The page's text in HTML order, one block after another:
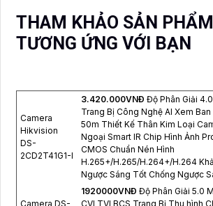
THAM KHẢO SẢN
TƯƠNG ỨNG VỚI BẠN
Camera
Hikvision
DS-
2CD2T41G1-I
3.420.000VNÐ Độ Phân Giải
Trang Bị Công Nghệ AI Xem
50m Thiết Kế Thân Kim Loại
Ngoại Smart IR Chip Hình Ảnh
CMOS Chuẩn Nén Hình
H.265+/H.265/H.264+/H.264
Ngược Sáng Tốt Chống Ngược
Camera DS-
1920000VNÐ Độ Phân Giải 5.0
CVI TVI BCS Trang Bị Thu hình